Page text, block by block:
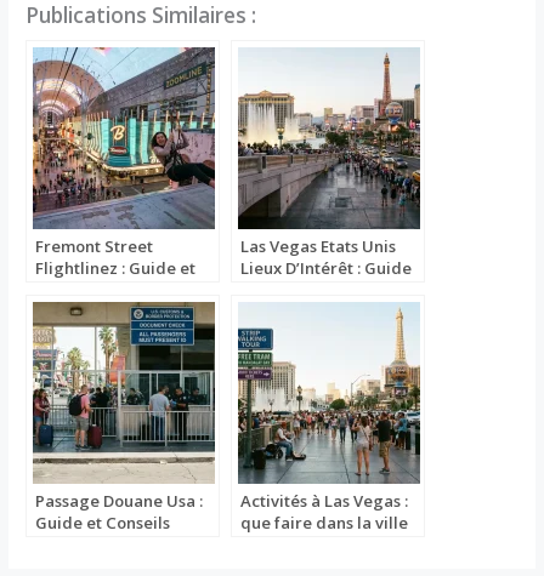
Publications Similaires :
Fremont Street
Flightlinez : Guide et
Las Vegas Etats Unis
Lieux D’Intérêt : Guide
Passage Douane Usa :
Guide et Conseils
Activités à Las Vegas :
que faire dans la ville